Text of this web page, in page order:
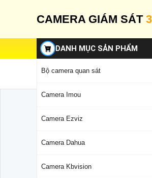
CAMERA GIÁM SÁT
DANH MỤC SẢN PHẨM
Bộ camera quan sát
Camera Imou
Camera Ezviz
Camera Dahua
Camera Kbvision